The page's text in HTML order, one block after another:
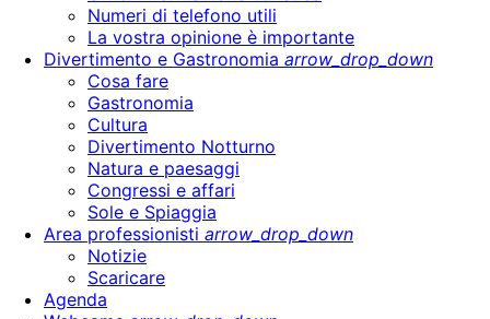
Numeri di telefono utili
La vostra opinione è importante
Divertimento e Gastronomia arrow_drop_down
Cosa fare
Gastronomia
Cultura
Divertimento Notturno
Natura e paesaggi
Congressi e affari
Sole e Spiaggia
Area professionisti arrow_drop_down
Notizie
Scaricare
Agenda